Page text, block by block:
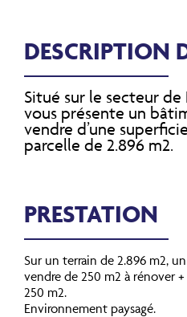
DESCRIPTION
Situé sur le secteur
vous présente un
vendre d’une
parcelle de 2.896 m2.
PRESTATION
Sur un terrain de 2.896 m2,
vendre de 250 m2 à rénover
250 m2.
Environnement paysagé.